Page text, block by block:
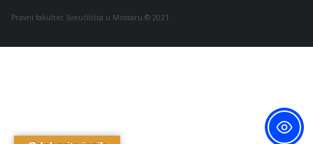
Pravni fakultet Sveučilišta u Mostaru © 2021.